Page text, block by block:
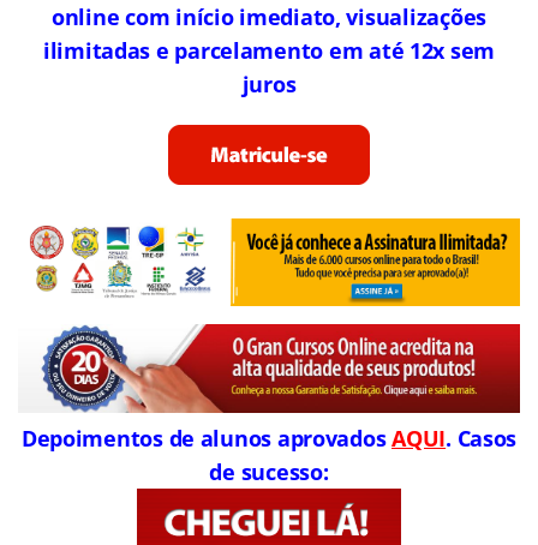
online com início imediato, visualizações
ilimitadas e parcelamento em até 12x sem
juros
Depoimentos de alunos aprovadosAQUI. Casos
de sucesso: